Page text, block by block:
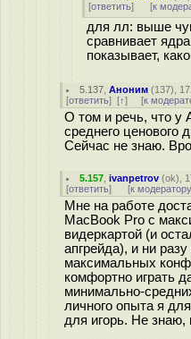
[ответить] [к
для лл: выше
сравнивает
показывает,
5.137 ,Аноним (137),
[ответить] [↑] [к
О том и речь, что у
среднего ценового
Сейчас не знаю.
5.157 ,ivanpetrov (ok),
[ответить] [к модератору
Мне на работе
MacBook Pro с
видеркартой (и
апгрейда), и ни
максимальных
комфортно играть
минимально-
личного опыта я
для игорь. Не знаю,